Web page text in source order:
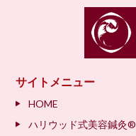
サイトメニュー
HOME
ハリウッド式美容鍼灸®